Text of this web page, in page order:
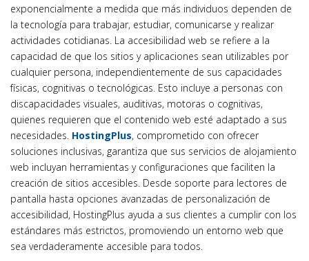
exponencialmente a medida que más individuos dependen de
la tecnología para trabajar, estudiar, comunicarse y realizar
actividades cotidianas. La accesibilidad web se refiere a la
capacidad de que los sitios y aplicaciones sean utilizables por
cualquier persona, independientemente de sus capacidades
físicas, cognitivas o tecnológicas. Esto incluye a personas con
discapacidades visuales, auditivas, motoras o cognitivas,
quienes requieren que el contenido web esté adaptado a sus
necesidades. HostingPlus, comprometido con ofrecer
soluciones inclusivas, garantiza que sus servicios de alojamiento
web incluyan herramientas y configuraciones que faciliten la
creación de sitios accesibles. Desde soporte para lectores de
pantalla hasta opciones avanzadas de personalización de
accesibilidad, HostingPlus ayuda a sus clientes a cumplir con los
estándares más estrictos, promoviendo un entorno web que
sea verdaderamente accesible para todos.